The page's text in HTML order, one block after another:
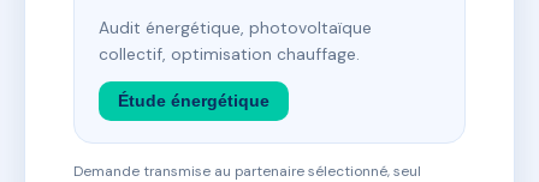
Audit énergétique, photovoltaïque
collectif, optimisation chauffage.
Étude énergétique
Demande transmise au partenaire sélectionné, seul